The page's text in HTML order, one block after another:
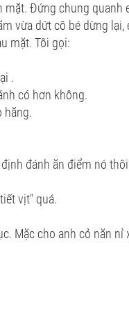
mặt. Đứng chung quanh
vừa dứt cô bé dừng lại,
mặt. Tôi gọi:
.
có hơn không.
hăng.
đánh ăn điểm nó thôi
vịt" quá.
Mặc cho anh cỏ năn nỉ